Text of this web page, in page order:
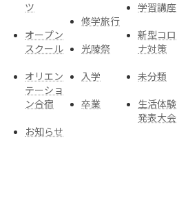
ツ
オープン
スクール
オリエン
テーショ
ン合宿
お知らせ
修学旅行
光陵祭
入学
卒業
学習講座
新型コロ
ナ対策
未分類
生活体験
発表大会